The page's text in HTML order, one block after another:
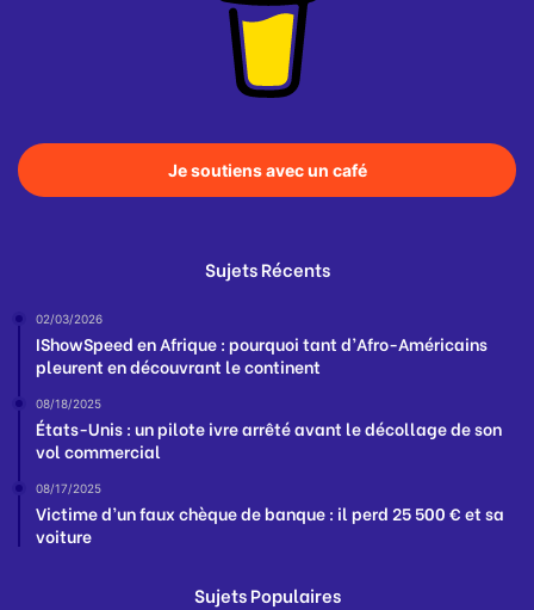
Je soutiens avec un café
Sujets Récents
02/03/2026
IShowSpeed en Afrique : pourquoi tant d’Afro-Américains
pleurent en découvrant le continent
08/18/2025
États-Unis : un pilote ivre arrêté avant le décollage de son
vol commercial
08/17/2025
Victime d’un faux chèque de banque : il perd 25 500 € et sa
voiture
Sujets Populaires